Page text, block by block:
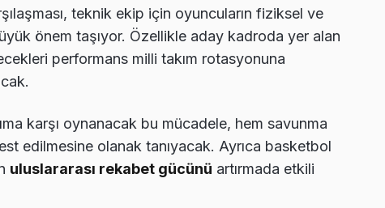
teknik ekip için oyuncuların fiziksel ve
önem taşıyor. Özellikle aday kadroda yer alan
performans milli takım rotasyonuna
karşı oynanacak bu mücadele, hem savunma
edilmesine olanak tanıyacak. Ayrıca basketbol
uluslararası rekabet gücünü artırmada etkili